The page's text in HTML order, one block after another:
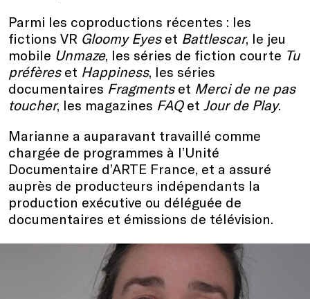
Parmi les coproductions récentes : les
fictions VR Gloomy Eyeset Battlescar, le jeu
mobile Unmaze, les séries de fiction courte Tu
préfèreset Happiness, les séries
documentaires Fragmentset Merci de ne pas
toucher, les magazines FAQet Jour de Play.
Marianne a auparavant travaillé comme
chargée de programmes à l’Unité
Documentaire d’ARTE France, et a assuré
auprès de producteurs indépendants la
production exécutive ou déléguée de
documentaires et émissions de télévision.